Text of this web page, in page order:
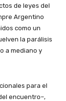
de leyes del
Argentino
como un
la parálisis
a mediano y
para el
encuentro–,